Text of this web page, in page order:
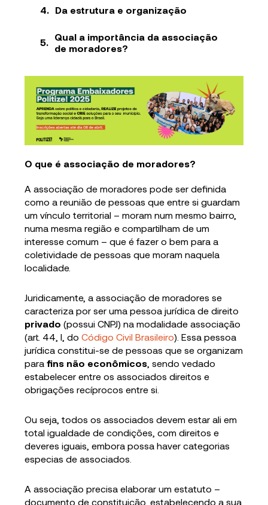
Da estrutura e organização
Qual a importância da associação
de moradores?
O que é associação de moradores?
A associação de moradores pode ser definida
como a reunião de pessoas que entre si guardam
um vínculo territorial – moram num mesmo bairro,
numa mesma região e compartilham de um
interesse comum – que é fazer o bem para a
coletividade de pessoas que moram naquela
localidade.
Juridicamente, a associação de moradores se
caracteriza por ser uma pessoa jurídica de direito
privado (possui CNPJ) na modalidade associação
(art. 44, I, doCódigo Civil Brasileiro). Essa pessoa
jurídica constitui-se de pessoas que se organizam
parafins não econômicos , sendo vedado
estabelecer entre os associados direitos e
obrigações recíprocos entre si.
Ou seja, todos os associados devem estar ali em
total igualdade de condições, com direitos e
deveres iguais, embora possa haver categorias
especias de associados.
A associação precisa elaborar um estatuto –
documento de constituição, estabelecendo a sua